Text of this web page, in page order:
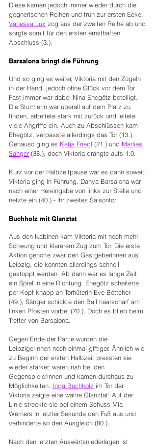
Diese kamen jedoch immer wieder durch die
gegnerischen Reihen und früh zur ersten Ecke.
Vanessa Lux zog aus der zweiten Reihe ab und
sorgte somit für den ersten ernsthaften
Abschluss (3.).
Barsalona bringt die Führung
Und so ging es weiter, Viktoria mit den Zügeln
in der Hand, jedoch ohne Glück vor dem Tor.
Fast immer war dabei Nina Ehegötz beteiligt.
Die Stürmerin war überall auf dem Platz zu
finden, arbeitete stark mit zurück und leitete
viele Angriffe ein. Auch zu Abschlüssen kam
Ehegötz, verpasste allerdings das Tor (13.).
Genauso ging es Katja Friedl (21.) und Marlies
Sänger (38.), doch Viktoria drängte aufs 1:0.
Kurz vor der Halbzeitpause war es dann soweit:
Viktoria ging in Führung. Danya Barsalona war
nach einer Hereingabe von links zur Stelle und
netzte ein (40.) - ihr zweites Saisontor.
Buchholz mit Glanztat
Aus den Kabinen kam Viktoria mit noch mehr
Schwung und klarerem Zug zum Tor. Die erste
Aktion gehörte zwar den Gastgeberinnen aus
Leipzig, die konnten allerdings schnell
gestoppt werden. Ab dann war es lange Zeit
ein Spiel in eine Richtung. Ehegötz scheiterte
per Kopf knapp an Torhüterin Eve Böttcher
(49.), Sänger schickte den Ball haarscharf am
linken Pfosten vorbei (70.). Doch es blieb beim
Treffer von Barsalona.
Gegen Ende der Partie wurden die
Leipzigerinnen noch einmal giftiger. Ähnlich wie
zu Beginn der ersten Halbzeit pressten sie
wieder stärker, waren nah bei den
Gegenspielerinnen und kamen durchaus zu
Möglichkeiten. Inga Buchholz im Tor der
Viktoria zeigte eine wahre Glanztat: Auf der
Linie streckte sie bei einem Schuss Mia
Werners in letzter Sekunde den Fuß aus und
verhinderte so den Ausgleich (80.).
Nach den letzten Auswärtsniederlagen ist